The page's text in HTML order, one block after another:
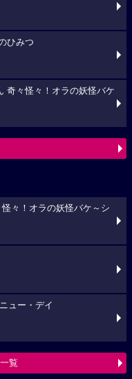
ひみつ
奇々怪々！オラの妖怪バケ
々！オラの妖怪バケ～シ
ュー・デイ
覧